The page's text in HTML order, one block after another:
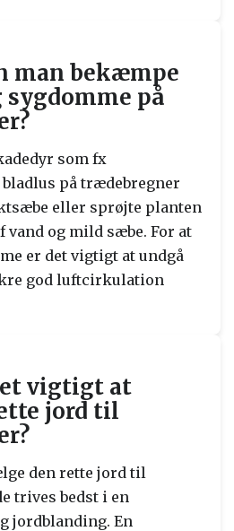
man bekæmpe
sygdomme på
som fx
på trædebregner
eller sprøjte planten
vand og mild sæbe. For at
er det vigtigt at undgå
god luftcirkulation
vigtigt at
jord til
den rette jord til
trives bedst i en
jordblanding. En